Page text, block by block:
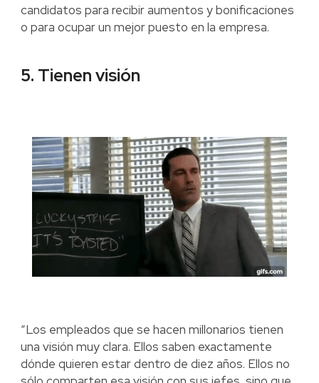
candidatos para recibir aumentos y bonificaciones
o para ocupar un mejor puesto en la empresa.
5. Tienen visión
“Los empleados que se hacen millonarios tienen
una visión muy clara. Ellos saben exactamente
dónde quieren estar dentro de diez años. Ellos no